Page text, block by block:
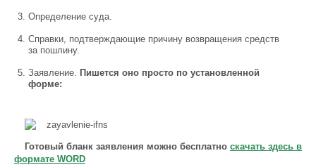
Определение суда.
Справки, подтверждающие причину возвращения средств
за пошлину.
Заявление. Пишется оно просто по установленной
форме:
Готовый бланк заявления можно бесплатно скачать здесь в
формате WORD